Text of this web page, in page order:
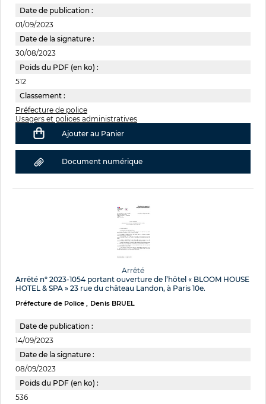
Date de publication :
01/09/2023
Date de la signature :
30/08/2023
Poids du PDF (en ko) :
512
Classement :
Préfecture de police
Usagers et polices administratives
Ajouter au Panier
Document numérique
Arrêté
Arrêté n° 2023-1054 portant ouverture de l’hôtel « BLOOM HOUSE
HOTEL & SPA » 23 rue du château Landon, à Paris 10e.
Préfecture de Police Denis BRUEL
Date de publication :
14/09/2023
Date de la signature :
08/09/2023
Poids du PDF (en ko) :
536